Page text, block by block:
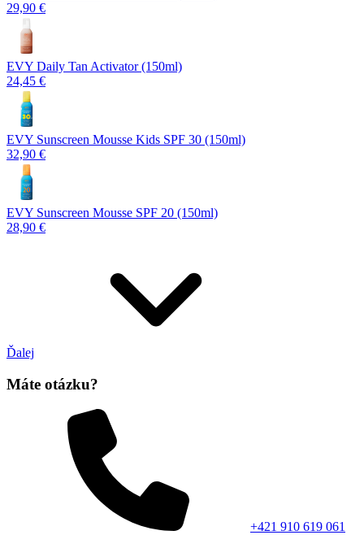
29,90 €
EVY Daily Tan Activator (150ml)
24,45 €
EVY Sunscreen Mousse Kids SPF 30 (150ml)
32,90 €
EVY Sunscreen Mousse SPF 20 (150ml)
28,90 €
Ďalej
Máte otázku?
+421 910 619 061